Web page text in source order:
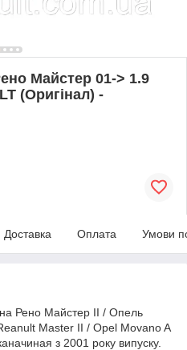
Майстер 01-> 1.9
(Оригінал) -
Доставка Оплата Умови
Рено Майстер II / Опель
Master II / Opel Movano A
з 2001 року випуску.